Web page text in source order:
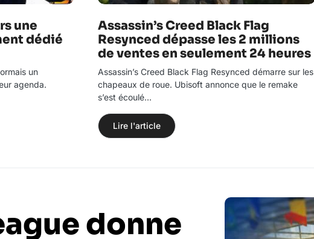
une
dédié
un
agenda.
Assassin’s Creed Black Flag
Resynced dépasse les 2 millions
de ventes en seulement 24 heures
Assassin’s Creed Black Flag Resynced démarre sur les
chapeaux de roue. Ubisoft annonce que le remake
s’est écoulé…
Lire l'article
donne